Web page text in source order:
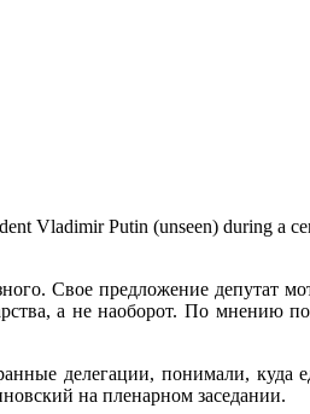
Vladimir Putin (unseen) during a
Свое предложение депутат
а не наоборот. По мнению
делегации, понимали, куда
на пленарном заседании.